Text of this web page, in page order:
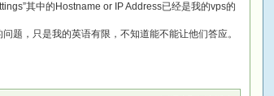
其中的Hostname or IP Address已经是我的vps的
题，只是我的英语有限，不知道能不能让他们答应。